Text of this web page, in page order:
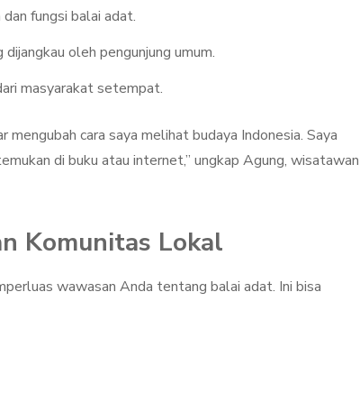
fungsi balai adat.
oleh pengunjung umum.
masyarakat setempat.
mengubah cara saya melihat budaya Indonesia. Saya
di buku atau internet,” ungkap Agung, wisatawan
Komunitas Lokal
wawasan Anda tentang balai adat. Ini bisa